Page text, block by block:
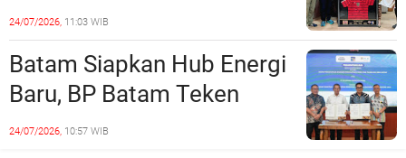
Cetak Generasi Emas
Sepak Bola Kepri
24/07/2026, 11:03 WIB
Batam Siapkan Hub Energi
Baru, BP Batam Teken
Kesepakatan Strategis
24/07/2026, 10:57 WIB